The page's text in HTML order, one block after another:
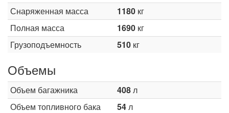
Снаряженная масса 1180 кг
Полная масса
1690 кг
Грузоподъемность
510 кг
Объемы
Объем багажника 408л
Объем топливного бака
54л